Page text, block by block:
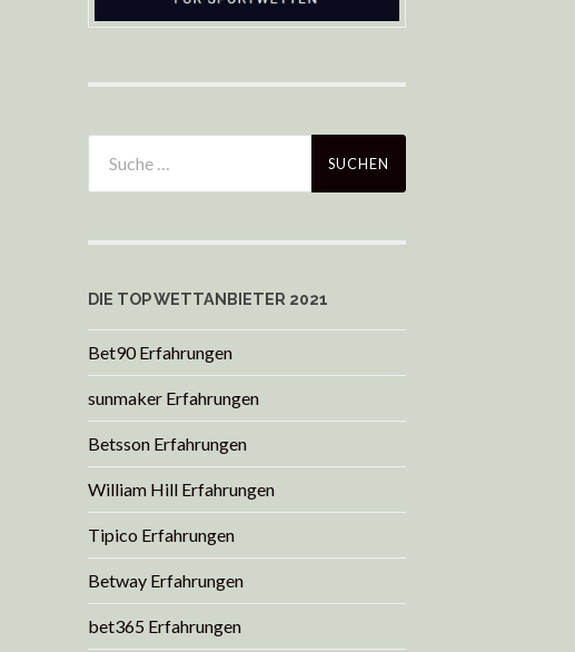
DIE TOP WETTANBIETER 2021
Bet90 Erfahrungen
sunmaker Erfahrungen
Betsson Erfahrungen
William Hill Erfahrungen
Tipico Erfahrungen
Betway Erfahrungen
bet365 Erfahrungen